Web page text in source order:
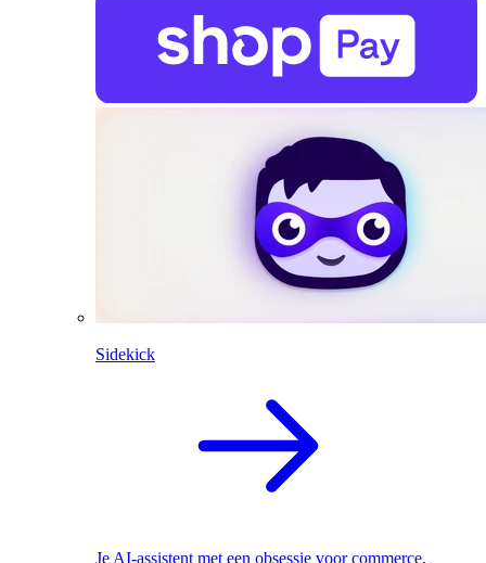
Sidekick
Je AI-assistent met een obsessie voor commerce.